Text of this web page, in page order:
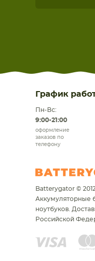
График
Пн-Вс:
9:00-21:00
оформление
заказов по
телефону
Batterygator ©
Аккумуляторные
ноутбуков.
Российской